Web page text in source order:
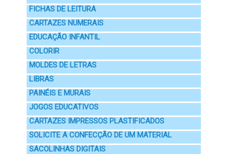
FICHAS DE LEITURA
CARTAZES NUMERAIS
EDUCAÇÃO INFANTIL
COLORIR
MOLDES DE LETRAS
LIBRAS
PAINÉIS E MURAIS
JOGOS EDUCATIVOS
CARTAZES IMPRESSOS PLASTIFICADOS
SOLICITE A CONFECÇÃO DE UM MATERIAL
SACOLINHAS DIGITAIS